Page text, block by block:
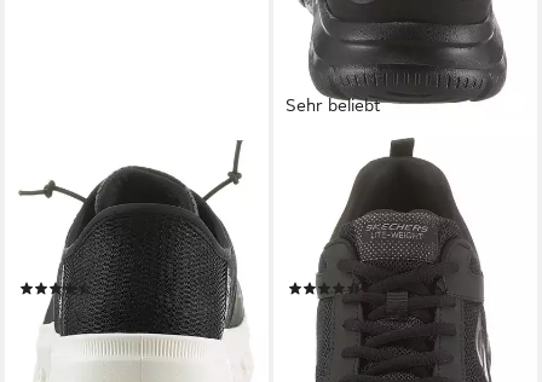
GLIDE-STEP PRO Slip-On
Sneaker Laufschuh,
Trainingsschuh mit flexibler
Traktionslaufsohle
(366)
ab 89,96 €
lieferbar - in 1-2 Werktagen bei dir
+21
Sehr beliebt
Track-Scloric Sneaker,
Freizeitschuh, Halbschuh,
Schnürschuh mit Skechers
Memory Foam
(703)
ab 58,95 € UVP 69,95 €
-16%
lieferbar - in 1-2 Werktagen bei dir